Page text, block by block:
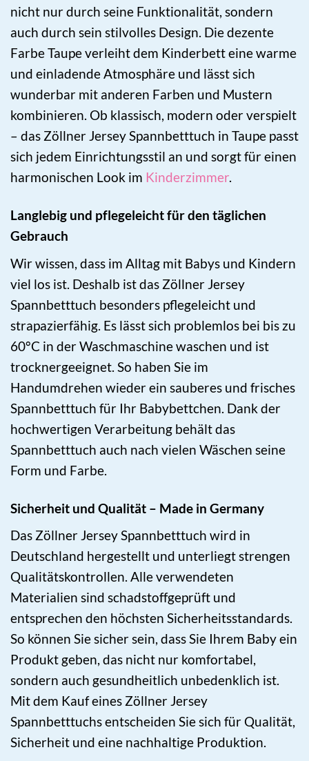
nicht nur durch seine Funktionalität, sondern
auch durch sein stilvolles Design. Die dezente
Farbe Taupe verleiht dem Kinderbett eine warme
und einladende Atmosphäre und lässt sich
wunderbar mit anderen Farben und Mustern
kombinieren. Ob klassisch, modern oder verspielt
– das Zöllner Jersey Spannbetttuch in Taupe passt
sich jedem Einrichtungsstil an und sorgt für einen
harmonischen Look im Kinderzimmer.
Langlebig und pflegeleicht für den täglichen
Gebrauch
Wir wissen, dass im Alltag mit Babys und Kindern
viel los ist. Deshalb ist das Zöllner Jersey
Spannbetttuch besonders pflegeleicht und
strapazierfähig. Es lässt sich problemlos bei bis zu
60°C in der Waschmaschine waschen und ist
trocknergeeignet. So haben Sie im
Handumdrehen wieder ein sauberes und frisches
Spannbetttuch für Ihr Babybettchen. Dank der
hochwertigen Verarbeitung behält das
Spannbetttuch auch nach vielen Wäschen seine
Form und Farbe.
Sicherheit und Qualität – Made in Germany
Das Zöllner Jersey Spannbetttuch wird in
Deutschland hergestellt und unterliegt strengen
Qualitätskontrollen. Alle verwendeten
Materialien sind schadstoffgeprüft und
entsprechen den höchsten Sicherheitsstandards.
So können Sie sicher sein, dass Sie Ihrem Baby ein
Produkt geben, das nicht nur komfortabel,
sondern auch gesundheitlich unbedenklich ist.
Mit dem Kauf eines Zöllner Jersey
Spannbetttuchs entscheiden Sie sich für Qualität,
Sicherheit und eine nachhaltige Produktion.